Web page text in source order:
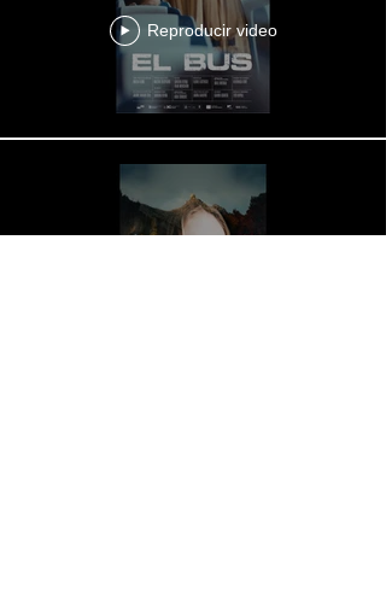
Reproducir video